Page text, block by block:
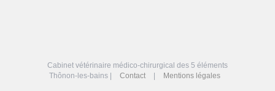
Cabinet vétérinaire médico-chirurgical des 5 éléments
Thônon-les-bains |
Contact | Mentions légales